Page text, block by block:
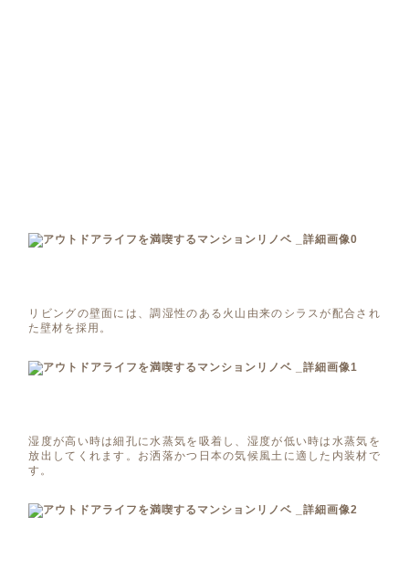
リビングの壁面には、調湿性のある火山由来のシラスが配合され
た壁材を採用。
湿度が高い時は細孔に水蒸気を吸着し、湿度が低い時は水蒸気を
放出してくれます。お洒落かつ日本の気候風土に適した内装材で
す。